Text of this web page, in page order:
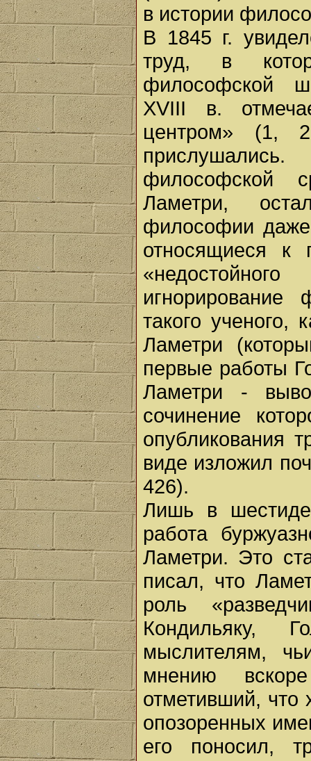
в истории
В 1845 г.
труд, в
философской
XVIII в.
центром» (1,
философской
Ламетри,
философии
относящиеся к
игнорирование
такого
Ламетри
первые работы
Ламетри -
сочинение
опубликования
виде изложил
426).
Лишь в
работа
Ламетри. Это
писал, что
роль
Кондильяку,
мыслителям,
мнению
отметивший, что
опозоренных
его поносил,